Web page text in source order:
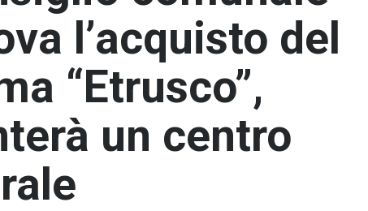
l’acquisto del
“Etrusco”,
un centro